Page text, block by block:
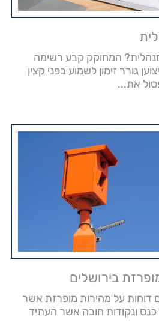
המחוקק קבע רשימה
גורר זימון לשמוע בפני קצין
את...
בירושלים
דוחות על מהירות מופרזת אשר
ונקודות חובה אשר העתיד